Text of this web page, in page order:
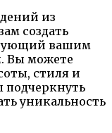
из
создать
вашим
Вы можете
стиля и
подчеркнуть
уникальность